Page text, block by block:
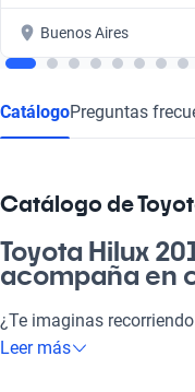
Buenos Aires
CatálogoPreguntas
Catálogo de
Toyota Hilux
acompaña en
¿Te imaginas
Este vehículo no solo es
Leer más